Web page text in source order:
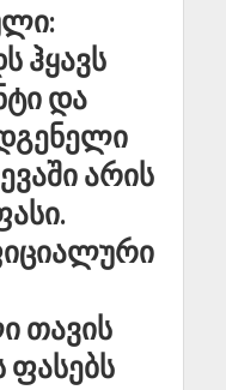
ჰყავს
და
არის
თავის
ფასებს